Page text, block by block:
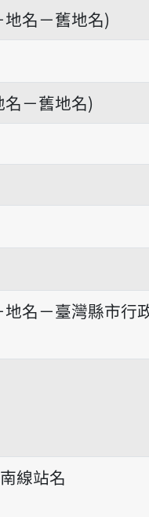
名－舊地名)
－舊地名)
名－臺灣縣市行
線站名